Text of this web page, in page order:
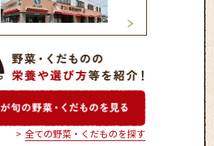
松井農産物直売所
マインズショッ
スゲ－トビル店
全ての野菜・くだものを探す